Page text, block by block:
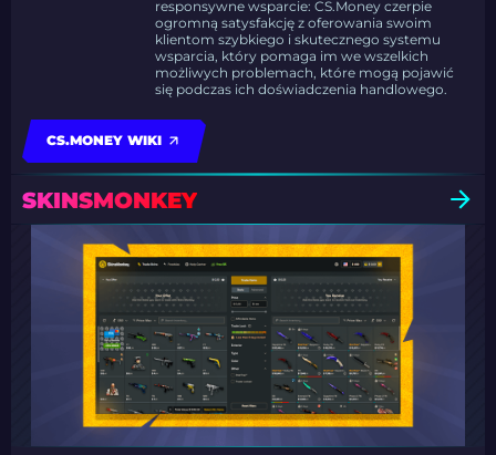
responsywne wsparcie: CS.Money czerpie
ogromną satysfakcję z oferowania swoim
klientom szybkiego i skutecznego systemu
wsparcia, który pomaga im we wszelkich
możliwych problemach, które mogą pojawić
się podczas ich doświadczenia handlowego.
CS.MONEY WIKI
SKINSMONKEY